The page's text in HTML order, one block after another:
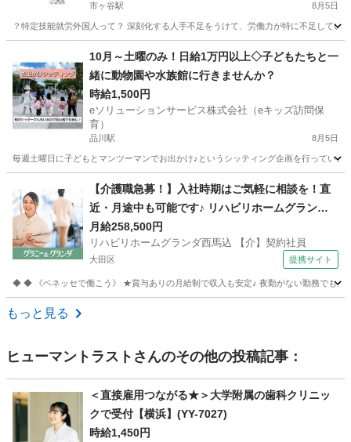
市ヶ谷駅 8月5日
？特定技能就労外国人って？ 深刻化する人手不足をうけて、労働力が特に不足して
市ヶ谷駅 介護 特定技能
10月～土曜のみ！日給1万円以上◇子どもたちと一
緒に動物園や水族館に行きませんか？
時給1,500円
eソリューションサービス株式会社（eキッズ訪問保
育）
品川駅 8月5日
毎週土曜日に子どもとマンツーマンでお出かけ♪というシッティング企画を行ってい
品川駅 ベビーシッター 遠足
【介護職急募！】入社時期はご気軽に相談を！直
近・月途中も可能です♪ リハビリホームグランダ
西馬込 【介】契約社員 老人介護施設スタッフ
月給258,500円
リハビリホームグランダ西馬込 【介】契約社員
大田区 提携サイト
◆ ◆ 《ベネッセで働こう》 ★賞与ありの月給制で収入も安定♪ 夜勤がない勤務でも月
東京 大田区
もっと見る
ヒューマントラスト さんのその他の投稿記事：
＜直接雇用つながる★＞大学附属の歯科クリニッ
クで受付【横浜】(YY-7027)
時給1,450円